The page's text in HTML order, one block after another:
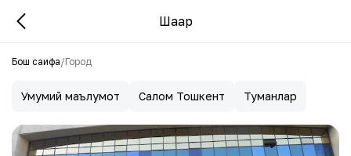
Шаҳар
Бош саҳифа/Город
Умумий маълумот Салом Тошкент Туманлар